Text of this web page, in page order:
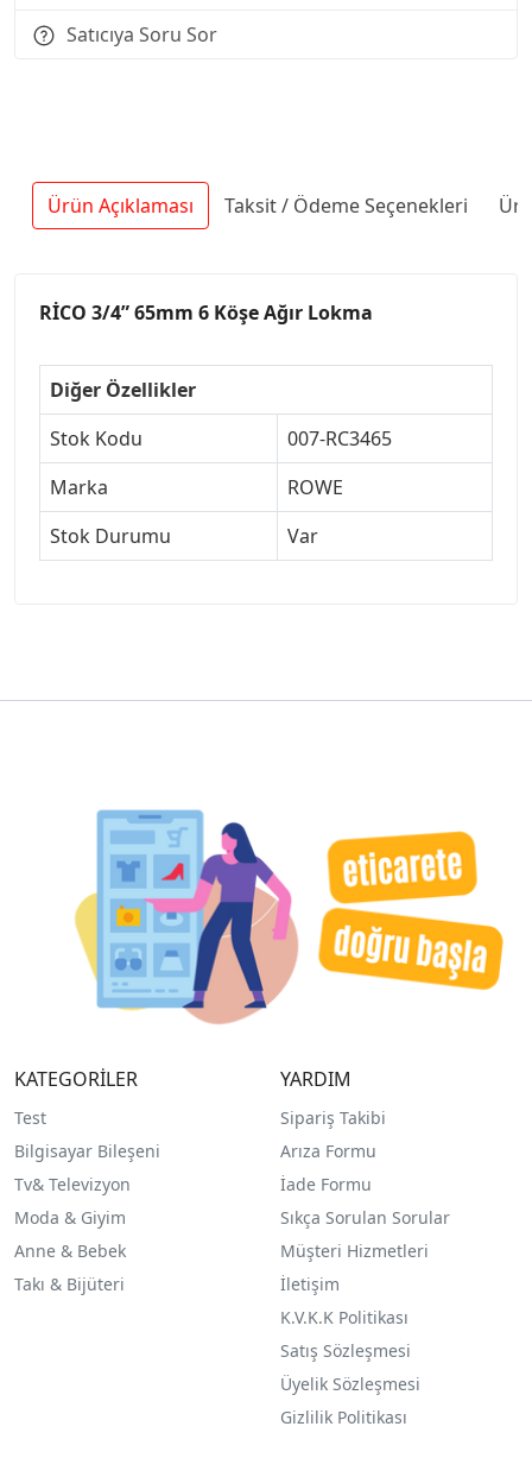
Satıcıya Soru Sor
Ürün Açıklaması Taksit / Ödeme Seçenekleri
RİCO 3/4” 65mm 6 Köşe Ağır Lokma
Diğer Özellikler
Stok Kodu
007-RC3465
Marka
ROWE
Stok Durumu
Var
KATEGORİLER
Test
Bilgisayar Bileşeni
Tv& Televizyon
Moda & Giyim
Anne & Bebek
Takı & Bijüteri
YARDIM
Sipariş Takibi
Arıza Formu
İade Formu
Sıkça Sorulan Sorular
Müşteri Hizmetleri
İletişim
K.V.K.K Politikası
Satış Sözleşmesi
Üyelik Sözleşmesi
Gizlilik Politikası